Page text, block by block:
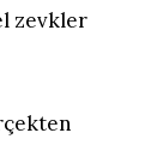
zevkler